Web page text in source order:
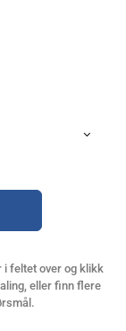
i feltet over og klikk
eller finn flere